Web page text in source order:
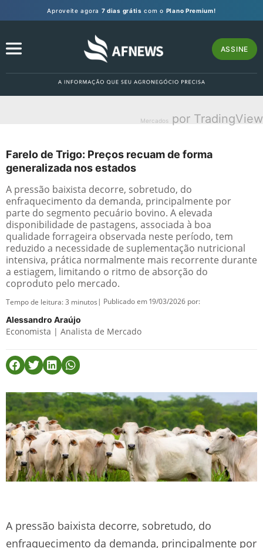
Aproveite agora 7 dias grátis com o Plano Premium!
ASSINE
Mercados por TradingView
Farelo de Trigo: Preços recuam de forma
generalizada nos estados
A pressão baixista decorre, sobretudo, do
enfraquecimento da demanda, principalmente por
parte do segmento pecuário bovino. A elevada
disponibilidade de pastagens, associada à boa
qualidade forrageira observada neste período, tem
reduzido a necessidade de suplementação nutricional
intensiva, prática normalmente mais recorrente durante
a estiagem, limitando o ritmo de absorção do
coproduto pelo mercado.
Tempo de leitura:3 minutos | Publicado em 19/03/2026 por:
Alessandro Araújo
Economista | Analista de Mercado
A pressão baixista decorre, sobretudo, do
enfraquecimento da demanda, principalmente por